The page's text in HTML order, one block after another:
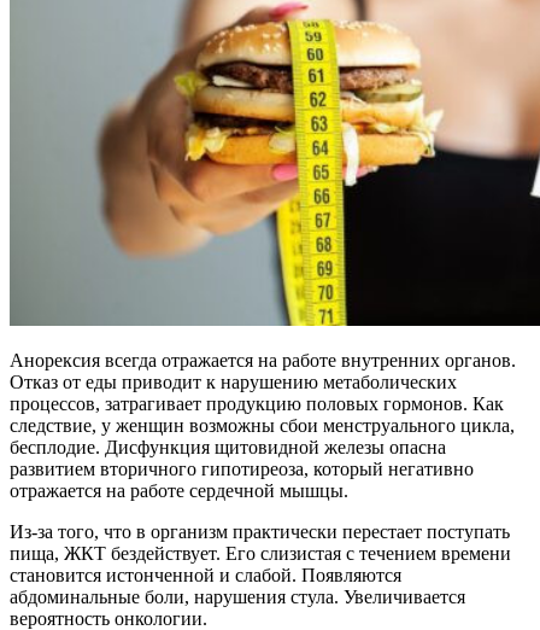
Анорексия всегда отражается на работе внутренних органов.
Отказ от еды приводит к нарушению метаболических
процессов, затрагивает продукцию половых гормонов. Как
следствие, у женщин возможны сбои менструального цикла,
бесплодие. Дисфункция щитовидной железы опасна
развитием вторичного гипотиреоза, который негативно
отражается на работе сердечной мышцы.
Из-за того, что в организм практически перестает поступать
пища, ЖКТ бездействует. Его слизистая с течением времени
становится истонченной и слабой. Появляются
абдоминальные боли, нарушения стула. Увеличивается
вероятность онкологии.